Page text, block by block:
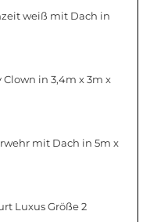
weiß mit Dach in
in 3,4m x 3m x
mit Dach in 5m x
Luxus Größe 2